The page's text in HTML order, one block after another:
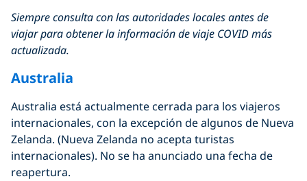
Siempre consulta con las autoridades locales antes de
viajar para obtener la información de viaje COVID más
actualizada.
Australia
Australia está actualmente cerrada para los viajeros
internacionales, con la excepción de algunos de Nueva
Zelanda. (Nueva Zelanda no acepta turistas
internacionales). No se ha anunciado una fecha de
reapertura.